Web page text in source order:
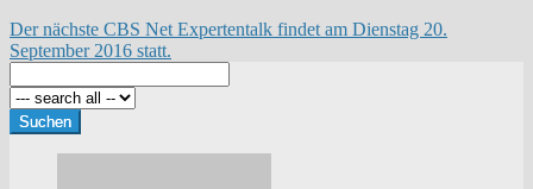
Der nächste CBS Net Expertentalk findet am Dienstag 20.
September 2016 statt.